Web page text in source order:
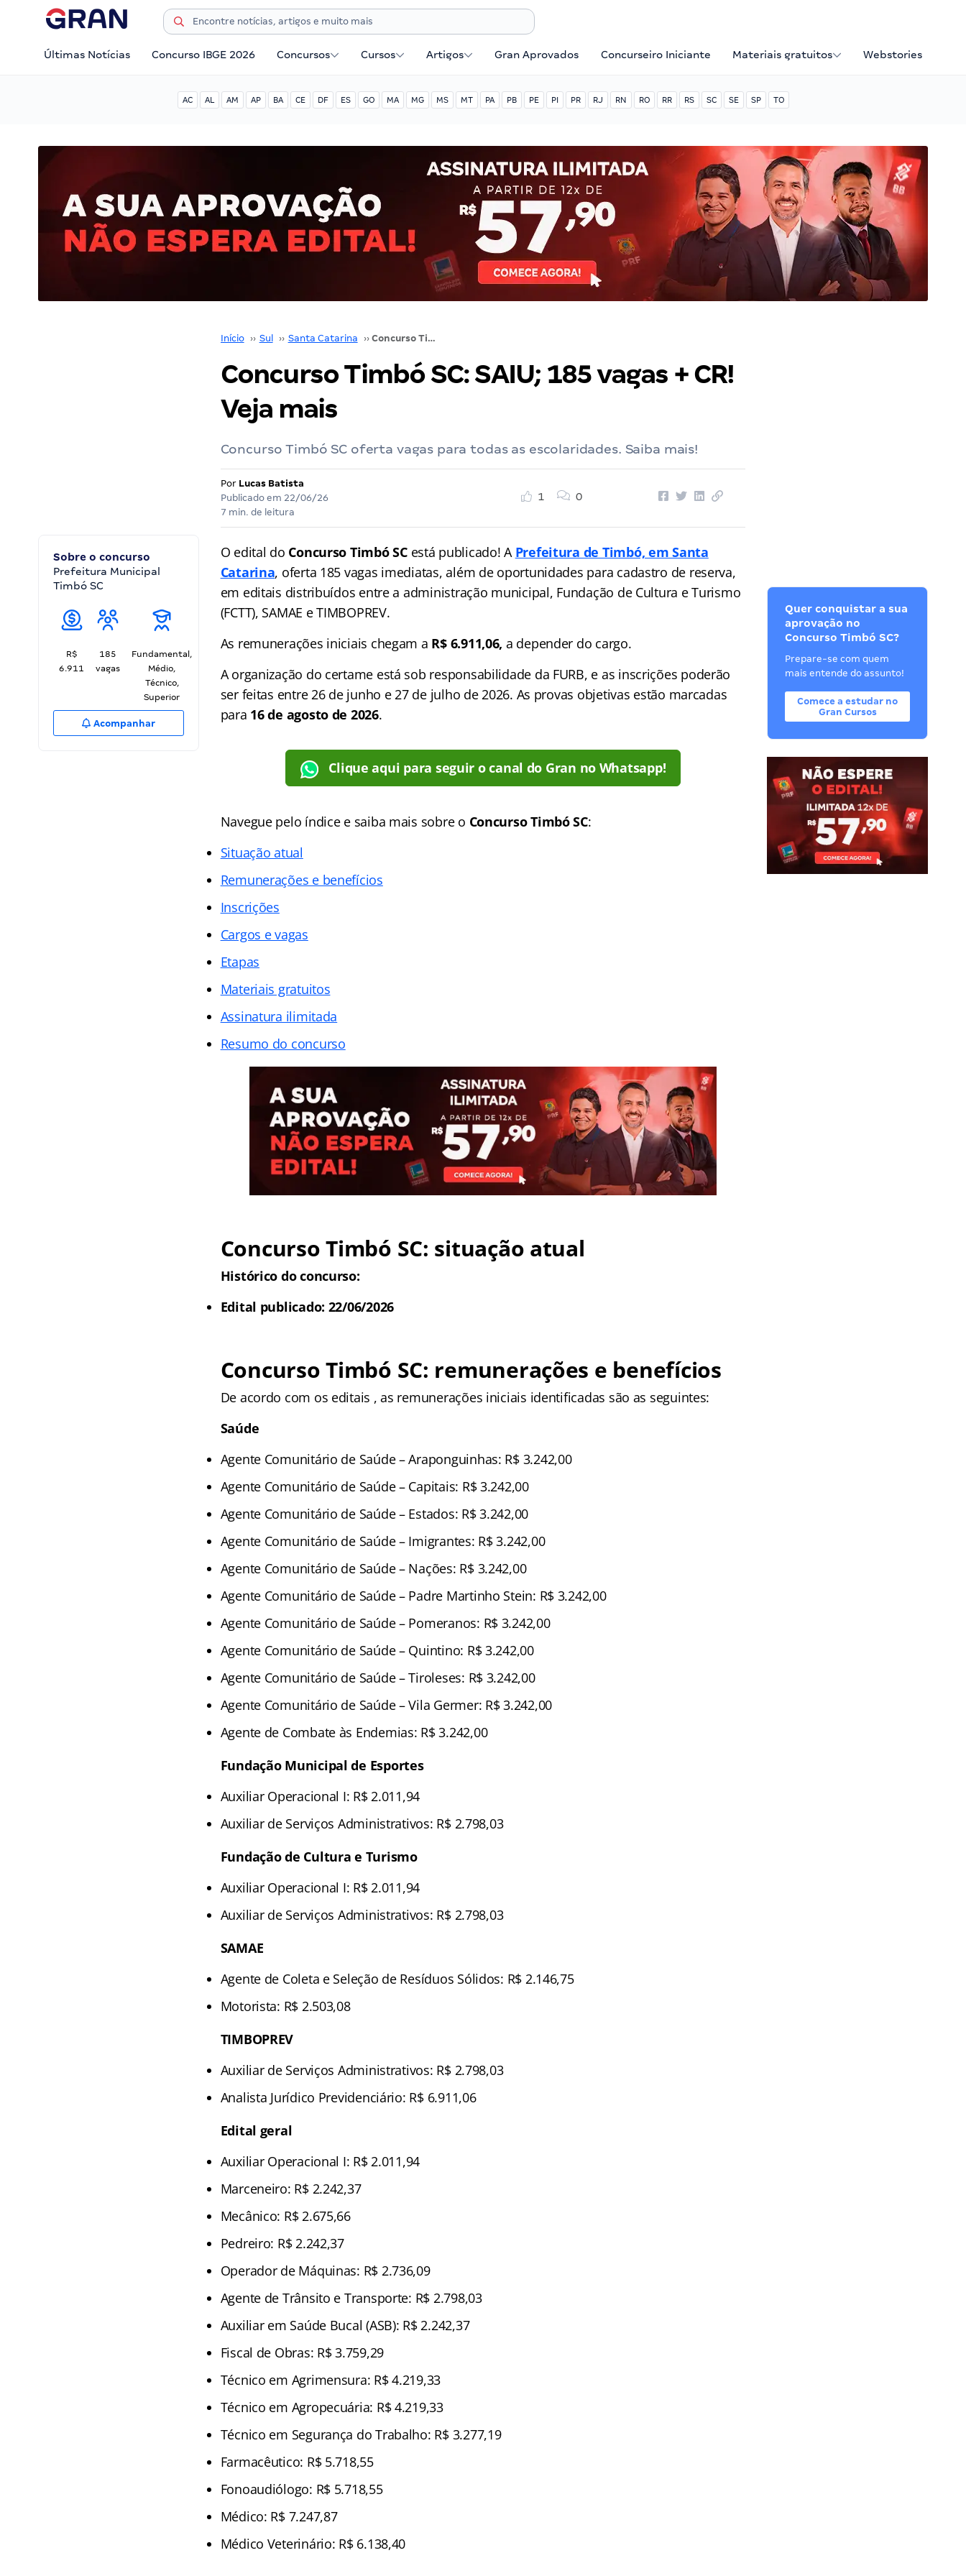
Últimas Notícias Concurso IBGE 2026 Concursos Cursos Artigos Gran Aprovados Concurseiro Iniciante Materiais gratuitos Webstories
AC AL AM AP BA CE DF ES GO MA MG MS MT PA PB PE PI PR RJ RN RO RR RS SC SE SP TO
Início ›› Sul ›› Santa Catarina ›› Concurso Timbó SC: SAIU; 185 vagas + CR! Veja mais
Concurso Timbó SC: SAIU; 185 vagas + CR!
Veja mais
Concurso Timbó SC oferta vagas para todas as escolaridades. Saiba mais!
Por Lucas Batista
Publicado em 22/06/26
7 min. de leitura
1 0
Sobre o concurso
Prefeitura Municipal
Timbó SC
R$
6.911
185
vagas
Fundamental,
Médio,
Técnico,
Superior
Acompanhar
O edital do Concurso Timbó SCestá publicado! A Prefeitura de Timbó, em Santa
Catarina, oferta 185 vagas imediatas, além de oportunidades para cadastro de reserva,
em editais distribuídos entre a administração municipal, Fundação de Cultura e Turismo
(FCTT), SAMAE e TIMBOPREV.
As remunerações iniciais chegam a R$ 6.911,06, a depender do cargo.
A organização do certame está sob responsabilidade da FURB, e as inscrições poderão
ser feitas entre 26 de junho e 27 de julho de 2026. As provas objetivas estão marcadas
para 16 de agosto de 2026.
Clique aqui para seguir o canal do Gran no Whatsapp!
Navegue pelo índice e saiba mais sobre o ConcursoTimbó SC:
Situação atual
Remunerações e benefícios
Inscrições
Cargos e vagas
Etapas
Materiais gratuitos
Assinatura ilimitada
Resumo do concurso
Concurso Timbó SC: situação atual
Histórico do concurso:
Edital publicado: 22/06/2026
Concurso Timbó SC: remunerações e benefícios
De acordo com os editais , as remunerações iniciais identificadas são as seguintes:
Saúde
Agente Comunitário de Saúde – Araponguinhas: R$ 3.242,00
Agente Comunitário de Saúde – Capitais: R$ 3.242,00
Agente Comunitário de Saúde – Estados: R$ 3.242,00
Agente Comunitário de Saúde – Imigrantes: R$ 3.242,00
Agente Comunitário de Saúde – Nações: R$ 3.242,00
Agente Comunitário de Saúde – Padre Martinho Stein: R$ 3.242,00
Agente Comunitário de Saúde – Pomeranos: R$ 3.242,00
Agente Comunitário de Saúde – Quintino: R$ 3.242,00
Agente Comunitário de Saúde – Tiroleses: R$ 3.242,00
Agente Comunitário de Saúde – Vila Germer: R$ 3.242,00
Agente de Combate às Endemias: R$ 3.242,00
Fundação Municipal de Esportes
Auxiliar Operacional I: R$ 2.011,94
Auxiliar de Serviços Administrativos: R$ 2.798,03
Fundação de Cultura e Turismo
Auxiliar Operacional I: R$ 2.011,94
Auxiliar de Serviços Administrativos: R$ 2.798,03
SAMAE
Agente de Coleta e Seleção de Resíduos Sólidos: R$ 2.146,75
Motorista: R$ 2.503,08
TIMBOPREV
Auxiliar de Serviços Administrativos: R$ 2.798,03
Analista Jurídico Previdenciário: R$ 6.911,06
Edital geral
Auxiliar Operacional I: R$ 2.011,94
Marceneiro: R$ 2.242,37
Mecânico: R$ 2.675,66
Pedreiro: R$ 2.242,37
Operador de Máquinas: R$ 2.736,09
Agente de Trânsito e Transporte: R$ 2.798,03
Auxiliar em Saúde Bucal (ASB): R$ 2.242,37
Fiscal de Obras: R$ 3.759,29
Técnico em Agrimensura: R$ 4.219,33
Técnico em Agropecuária: R$ 4.219,33
Técnico em Segurança do Trabalho: R$ 3.277,19
Farmacêutico: R$ 5.718,55
Fonoaudiólogo: R$ 5.718,55
Médico: R$ 7.247,87
Médico Veterinário: R$ 6.138,40
Quer conquistar a sua
aprovação no
Concurso Timbó SC?
Prepare-se com quem
mais entende do assunto!
Comece a estudar no
Gran Cursos